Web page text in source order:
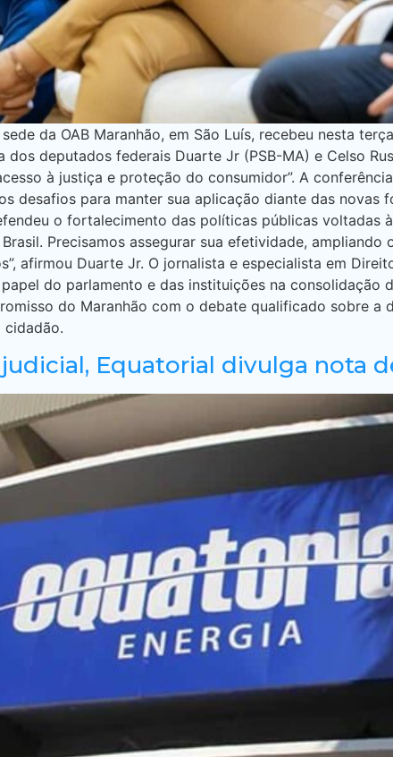
da OAB Maranhão, em São Luís, recebeu nesta
deputados federais Duarte Jr (PSB-MA) e Celso
à justiça e proteção do consumidor”. A
desafios para manter sua aplicação diante das novas
o fortalecimento das políticas públicas voltadas
Precisamos assegurar sua efetividade,
afirmou Duarte Jr. O jornalista e especialista em
do parlamento e das instituições na consolidação
do Maranhão com o debate qualificado sobre a
Equatorial divulga nota